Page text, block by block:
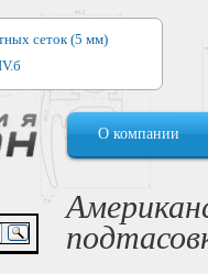
сеток (5 мм)
окон
окон
(4, 5, 6 мм)
О компании